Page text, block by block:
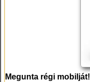
Megunta régi mobilját!